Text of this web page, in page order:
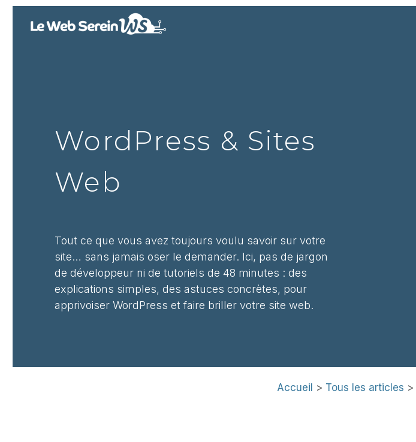
WordPress & Sites
Web
Tout ce que vous avez toujours voulu savoir sur votre
site… sans jamais oser le demander. Ici, pas de jargon
de développeur ni de tutoriels de 48 minutes : des
explications simples, des astuces concrètes, pour
apprivoiser WordPress et faire briller votre site web.
Accueil > Tous les articles >